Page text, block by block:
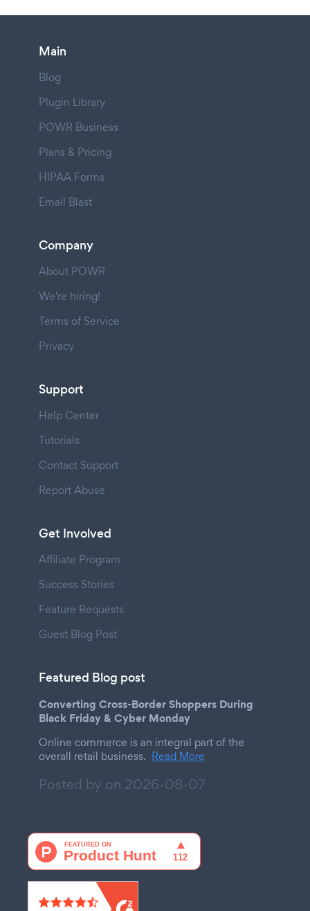
Main
Blog
Plugin Library
POWR Business
Plans & Pricing
HIPAA Forms
Email Blast
Company
About POWR
We're hiring!
Terms of Service
Privacy
Support
Help Center
Tutorials
Contact Support
Report Abuse
Get Involved
Affiliate Program
Success Stories
Feature Requests
Guest Blog Post
Featured Blog post
Converting Cross-Border Shoppers During
Black Friday & Cyber Monday
Online commerce is an integral part of the
overall retail business. Read More
Posted by on 2026-08-07